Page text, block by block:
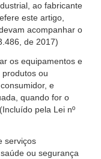
ao fabricante
este artigo,
acompanhar o
de 2017)
os equipamentos e
ou
e
quando for o
pela Lei nº
serviços
ou segurança